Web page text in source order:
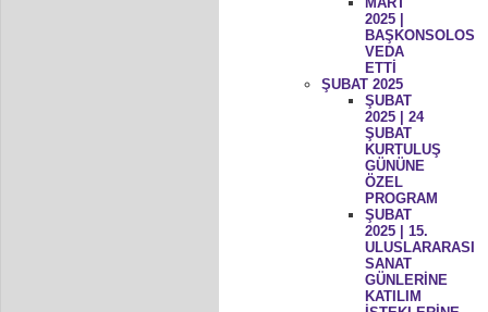
2025 |
BAŞKONSOLOS
VEDA
ETTİ
ŞUBAT 2025
ŞUBAT
2025 | 24
ŞUBAT
KURTULUŞ
GÜNÜNE
ÖZEL
PROGRAM
ŞUBAT
2025 | 15.
ULUSLARARASI
SANAT
GÜNLERİNE
KATILIM